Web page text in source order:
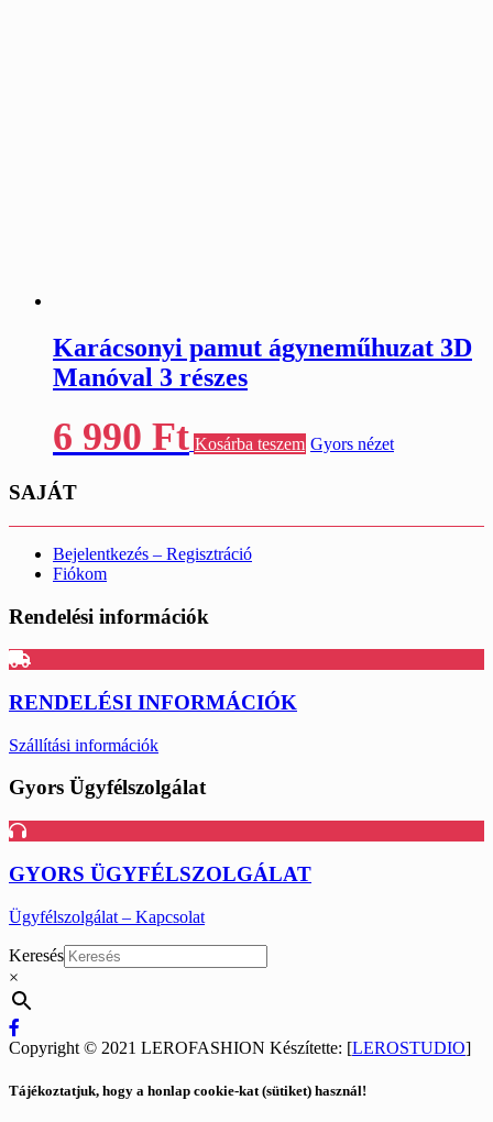
Karácsonyi pamut ágyneműhuzat 3D
Manóval 3 részes
6 990 Ft Kosárba teszem Gyors nézet
SAJÁT
Bejelentkezés – Regisztráció
Fiókom
Rendelési információk
RENDELÉSI INFORMÁCIÓK
Szállítási információk
Gyors Ügyfélszolgálat
GYORS ÜGYFÉLSZOLGÁLAT
Ügyfélszolgálat – Kapcsolat
Keresés
×
Copyright © 2021 LEROFASHION Készítette: [LEROSTUDIO]
Tájékoztatjuk, hogy a honlap cookie-kat (sütiket) használ!